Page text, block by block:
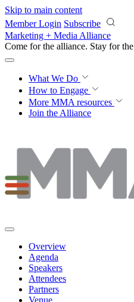
Skip to main content
Member Login Subscribe
Marketing + Media Alliance
Come for the alliance. Stay for the
What We Do
How to Engage
More MMA resources
Join the Alliance
Overview
Agenda
Speakers
Attendees
Partners
Venue